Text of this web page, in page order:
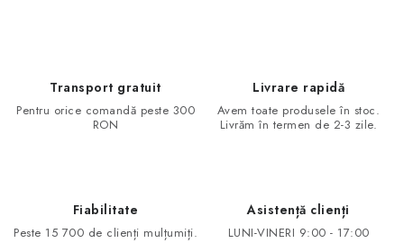
Transport gratuit
Pentru orice comandă peste 300
RON
Livrare rapidă
Avem toate produsele în stoc.
Livrăm în termen de 2-3 zile.
Fiabilitate
Peste 15 700 de clienți mulțumiți.
Asistență clienți
LUNI-VINERI 9:00 - 17:00